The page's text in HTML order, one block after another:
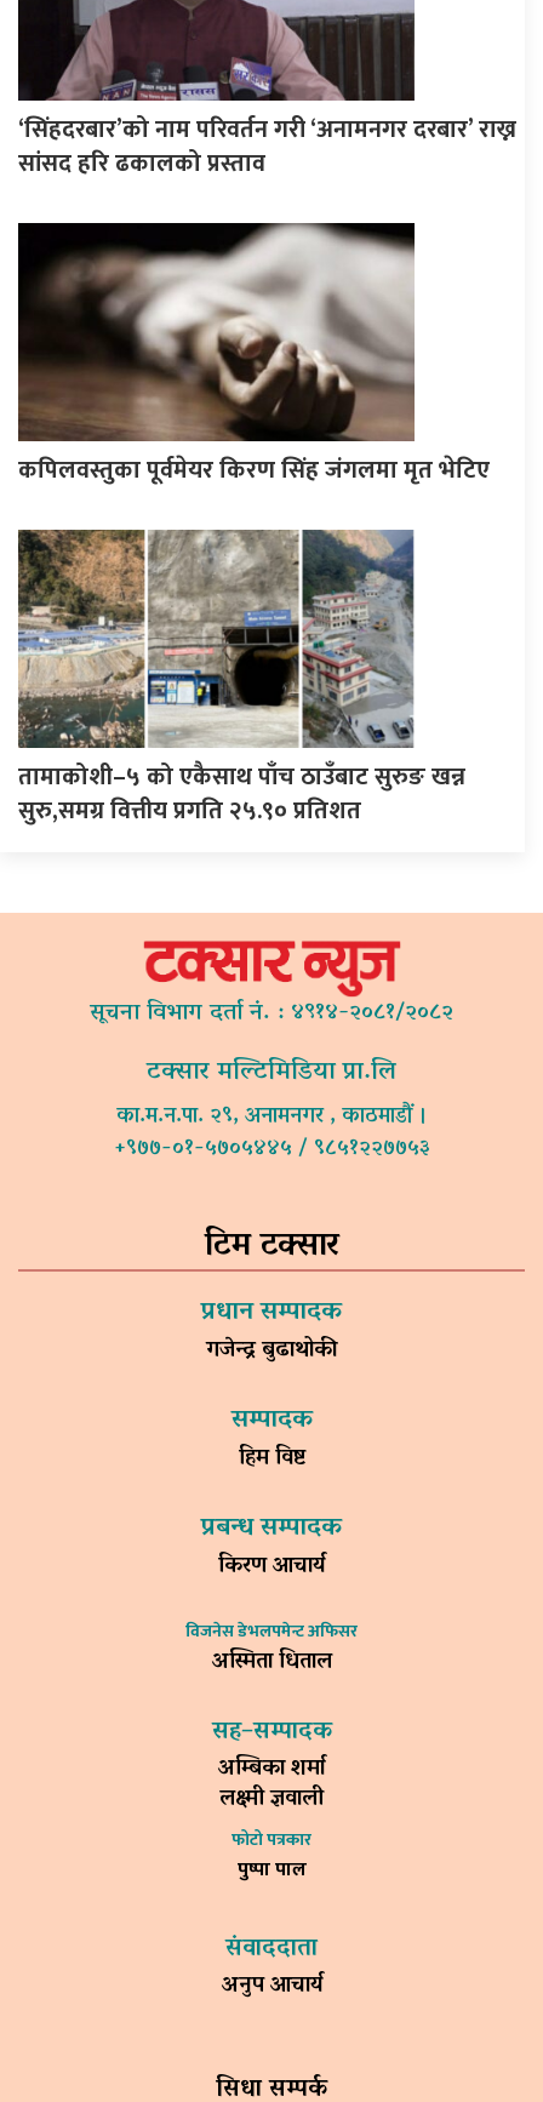
‘सिंहदरबार’को नाम परिवर्तन गरी ‘अनामनगर दरबार’ राख्न
सांसद हरि ढकालको प्रस्ताव
कपिलवस्तुका पूर्वमेयर किरण सिंह जंगलमा मृत भेटिए
तामाकोशी–५ को एकैसाथ पाँच ठाउँबाट सुरुङ खन्न
सुरु,समग्र वित्तीय प्रगति २५.९० प्रतिशत
सूचना विभाग दर्ता नं. : ४९१४-२०८१/२०८२
टक्सार मल्टिमिडिया प्रा.लि
का.म.न.पा. २९, अनामनगर , काठमाडौं ।
+९७७-०१-५७०५४४५ / ९८५१२२७७५३
टिम टक्सार
प्रधान सम्पादक
गजेन्द्र बुढाथोकी
सम्पादक
हिम विष्ट
प्रबन्ध सम्पादक
किरण आचार्य
विजनेस डेभलपमेन्ट अफिसर
अस्मिता धिताल
सह–सम्पादक
अम्बिका शर्मा
लक्ष्मी ज्ञवाली
फोटो पत्रकार
पुष्पा पाल
संवाददाता
अनुप आचार्य
सिधा सम्पर्क